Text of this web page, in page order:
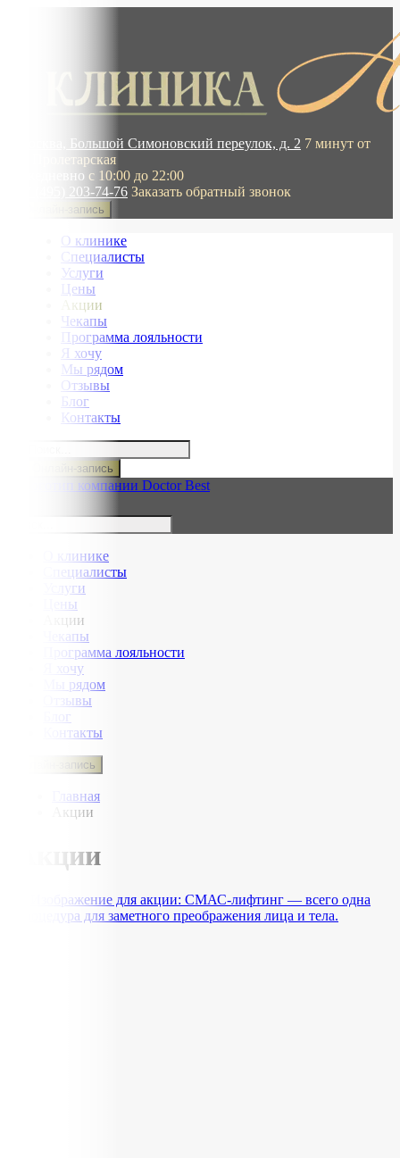
Москва, Большой Симоновский переулок, д. 2 7 минут от
м. Пролетарская
Ежедневно с 10:00 до 22:00
+7 (495) 203-74-76 Заказать обратный звонок
Онлайн-запись
О клинике
Специалисты
Услуги
Цены
Акции
Чекапы
Программа лояльности
Я хочу
Мы рядом
Отзывы
Блог
Контакты
Онлайн-запись
О клинике
Специалисты
Услуги
Цены
Акции
Чекапы
Программа лояльности
Я хочу
Мы рядом
Отзывы
Блог
Контакты
Онлайн-запись
Главная
Акции
Акции